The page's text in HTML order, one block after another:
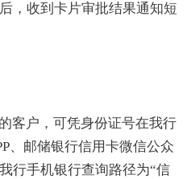
，收到卡片审批结果通知短
客户，可凭身份证号在我行
、邮储银行信用卡微信公众
行手机银行查询路径为“信